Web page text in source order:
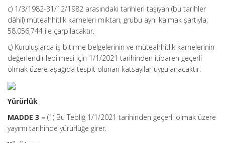
c) 1/3/1982-31/12/1982 arasındaki tarihleri taşıyan (bu tarihler
dâhil) müteahhitlik karneleri miktarı, grubu aynı kalmak şartıyla;
58.056,744 ile çarpılacaktır.
ç) Kuruluşlarca iş bitirme belgelerinin ve müteahhitlik karnelerinin
değerlendirilebilmesi için 1/1/2021 tarihinden itibaren geçerli
olmak üzere aşağıda tespit olunan katsayılar uygulanacaktır:
Yürürlük
MADDE 3 – (1) Bu Tebliğ 1/1/2021 tarihinden geçerli olmak üzere
yayımı tarihinde yürürlüğe girer.